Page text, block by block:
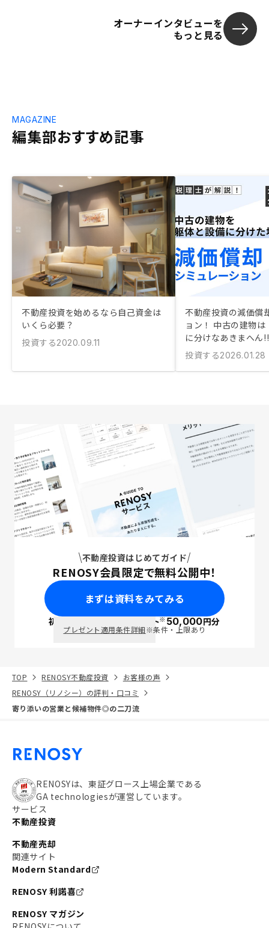
オーナーインタビューを
もっと見る
編集部おすすめ記事
MAGAZINE
不動産投資を始めるなら自己資金は
いくら必要？
投資する2020.09.11
不動産投資の減価償
ョン！ 中古の建物
に分けなあきまへん!!
投資する2026.01.28
不動産投資はじめてガイド
RENOSY会員限定で無料公開中！
まずは資料をみてみる
初回面談で ポイント※50,000円分
プレゼント適用条件詳細※条件・上限あり
TOP RENOSY不動産投資
お客様の声
RENOSY（リノシー）の評判・口コミ
寄り添いの営業と候補物件◎の二刀流
RENOSYは、東証グロース上場企業である
GA technologiesが運営しています。
サービス
不動産投資
不動産売却
関連サイト
Modern Standard
RENOSY 利諾喜
RENOSY マガジン